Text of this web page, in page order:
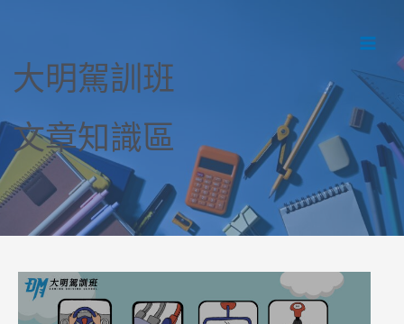
Main
大明駕訓班
文章知識區